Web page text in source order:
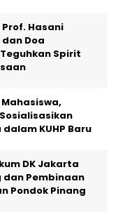
Hasani
Doa
Spirit
KUHP Baru
DK Jakarta
dan Pembinaan
Pondok Pinang